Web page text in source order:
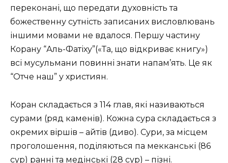
переконані, що передати духовність та
божественну сутність записаних висловлювань
іншими мовами не вдалося. Першу частину
Корану “Аль-Фатіху”(«Та, що відкриває книгу»)
всі мусульмани повинні знати напам’ять. Це як
“Отче наш” у християн.
Коран складається з 114 глав, які називаються
сурами (ряд каменів). Кожна сура складається з
окремих віршів – айтів (диво). Сури, за місцем
проголошення, поділяються па мекканські (86
сур) ранні та медінські (28 сур) – пізні.